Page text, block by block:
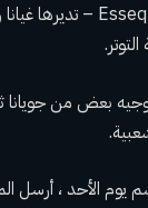
– تديرها
بعض من جويانا
يوم الأحد ، أرسل